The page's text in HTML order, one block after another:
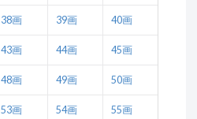
38画 39画 40画
43画 44画 45画
48画 49画 50画
53画 54画 55画